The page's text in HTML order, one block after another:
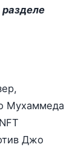
Мухаммеда
Джо